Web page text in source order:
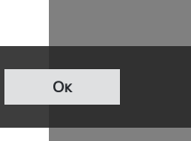
Ок